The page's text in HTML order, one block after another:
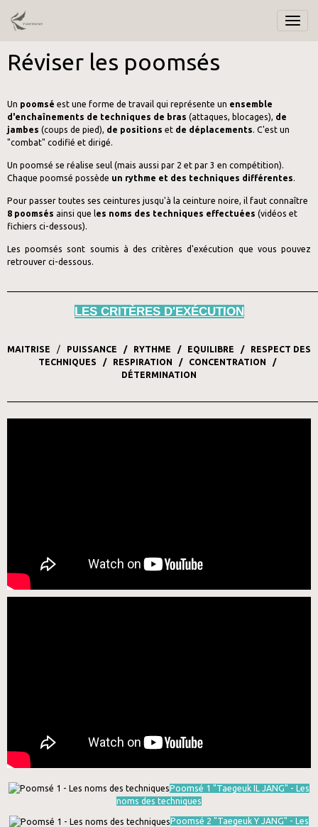
Réviser les poomsés
Un poomsé est une forme de travail qui représente un ensemble
d'enchaînements de techniques de bras (attaques, blocages), de
jambes (coups de pied), de positions et de déplacements. C'est un
"combat" codifié et dirigé.
Un poomsé se réalise seul (mais aussi par 2 et par 3 en compétition).
Chaque poomsé possède un rythme et des techniques différentes.
Pour passer toutes ses ceintures jusqu'à la ceinture noire, il faut connaître
8 poomsés ainsi que les noms des techniques effectuées (vidéos et
fichiers ci-dessous).
Les poomsés sont soumis à des critères d'exécution que vous pouvez
retrouver ci-dessous.
LES CRITÈRES D'EXÉCUTION
MAITRISE / PUISSANCE / RYTHME / EQUILIBRE / RESPECT DES
TECHNIQUES / RESPIRATION / CONCENTRATION /
DÉTERMINATION
Poomsé 1 "Taegeuk IL JANG" - Les
noms des techniques
Poomsé 2 "Taegeuk Y JANG" - Les